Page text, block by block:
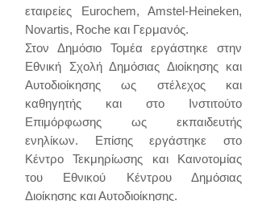
εταιρείες Εurochem, Amstel-Heineken,
Novartis, Roche και Γερμανός.
Στον Δημόσιο Τομέα εργάστηκε στην
Εθνική Σχολή Δημόσιας Διοίκησης και
Αυτοδιοίκησης ως στέλεχος και
καθηγητής και στο Ινστιτούτο
Επιμόρφωσης ως εκπαιδευτής
ενηλίκων. Επίσης εργάστηκε στο
Κέντρο Τεκμηρίωσης και Καινοτομίας
του Εθνικού Κέντρου Δημόσιας
Διοίκησης και Αυτοδιοίκησης.